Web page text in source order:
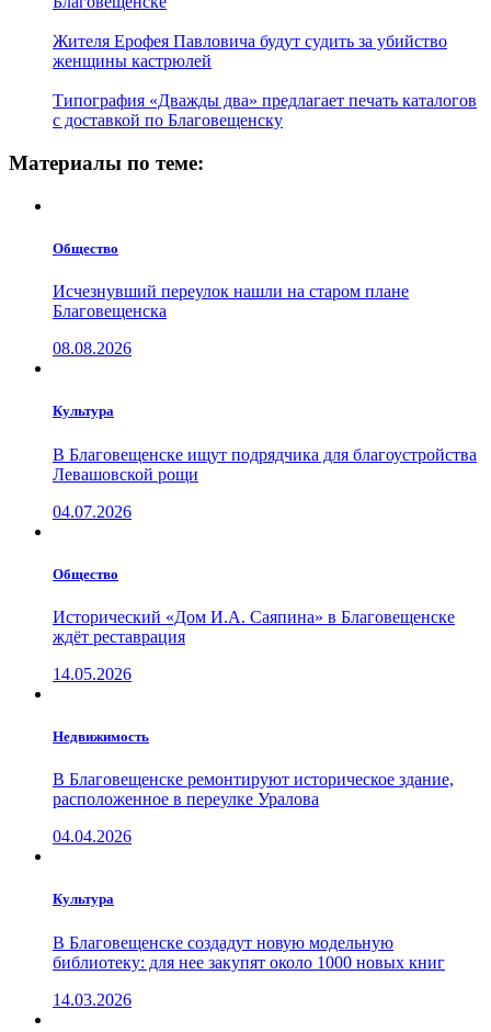
Жителя Ерофея Павловича будут судить за убийство
женщины кастрюлей
Типография «Дважды два» предлагает печать каталогов
с доставкой по Благовещенску
Материалы по теме:
Общество
Исчезнувший переулок нашли на старом плане
Благовещенска
08.08.2026
Культура
В Благовещенске ищут подрядчика для благоустройства
Левашовской рощи
04.07.2026
Общество
Исторический «Дом И.А. Саяпина» в Благовещенске
ждёт реставрация
14.05.2026
Недвижимость
В Благовещенске ремонтируют историческое здание,
расположенное в переулке Уралова
04.04.2026
Культура
В Благовещенске создадут новую модельную
библиотеку: для нее закупят около 1000 новых книг
14.03.2026